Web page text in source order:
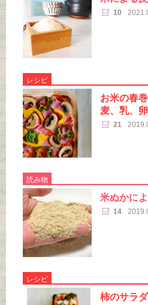
10
レシピ
お米の春
麦、乳、
21
読み物
米ぬかに
14
レシピ
柿のサラダ